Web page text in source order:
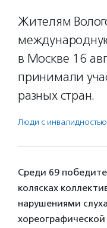
Жителям
в Москве 16
принимали
разных стран.
Люди с инвалидностью
Среди 69
колясках
нарушениями